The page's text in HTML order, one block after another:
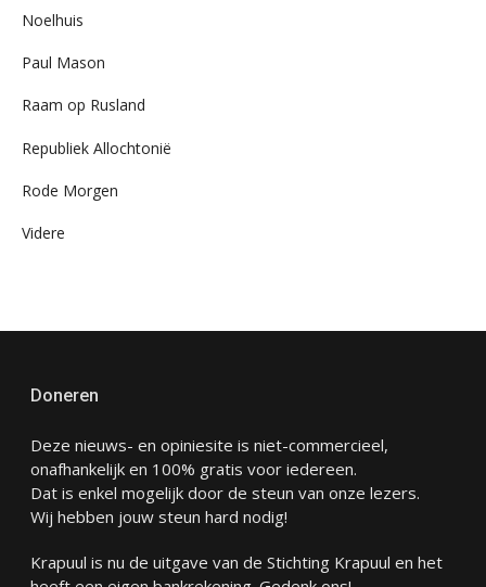
Noelhuis
Paul Mason
Raam op Rusland
Republiek Allochtonië
Rode Morgen
Videre
Doneren
Deze nieuws- en opiniesite is niet-commercieel,
onafhankelijk en 100% gratis voor iedereen.
Dat is enkel mogelijk door de steun van onze lezers.
Wij hebben jouw steun hard nodig!
Krapuul is nu de uitgave van de Stichting Krapuul en het